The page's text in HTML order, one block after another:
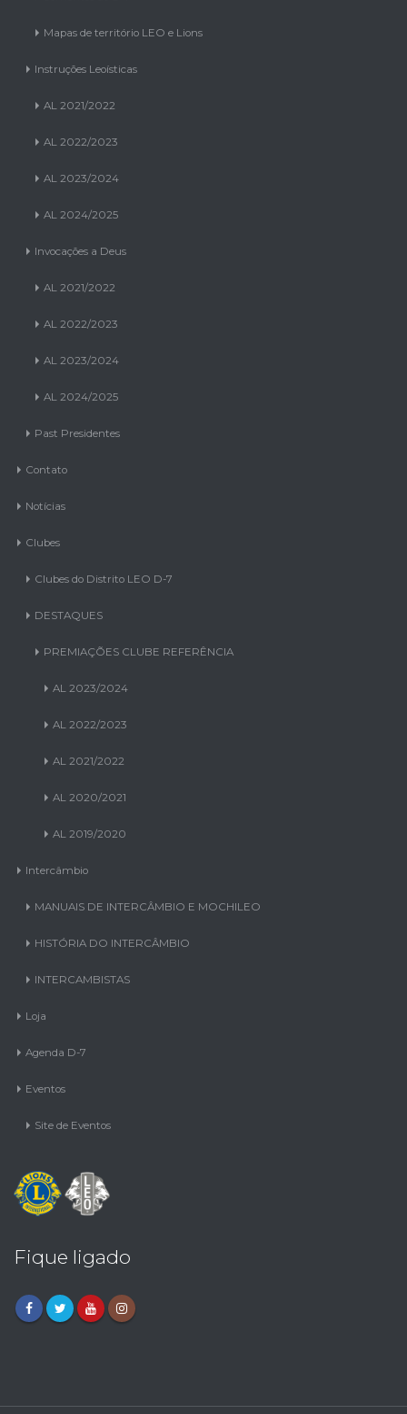
Mapas de território LEO e Lions
Instruções Leoísticas
AL 2021/2022
AL 2022/2023
AL 2023/2024
AL 2024/2025
Invocações a Deus
AL 2021/2022
AL 2022/2023
AL 2023/2024
AL 2024/2025
Past Presidentes
Contato
Notícias
Clubes
Clubes do Distrito LEO D-7
DESTAQUES
PREMIAÇÕES CLUBE REFERÊNCIA
AL 2023/2024
AL 2022/2023
AL 2021/2022
AL 2020/2021
AL 2019/2020
Intercâmbio
MANUAIS DE INTERCÂMBIO E MOCHILEO
HISTÓRIA DO INTERCÂMBIO
INTERCAMBISTAS
Loja
Agenda D-7
Eventos
Site de Eventos
Fique ligado